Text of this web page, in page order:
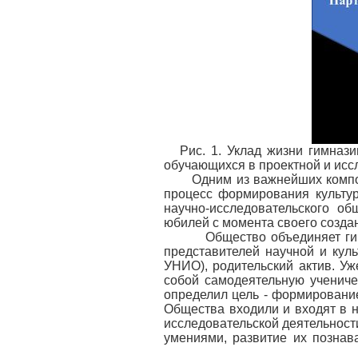
Рис. 1. Уклад жизни
обучающихся в проектной и
Одним из важнейших
процесс формирования
научно-исследовательского
юбилей с момента своего
Общество объединяет
представителей научной и
УНИО), родительский актив.
собой самодеятельную
определил цель -
Общества входили и входят в
исследовательской
умениями, развитие их